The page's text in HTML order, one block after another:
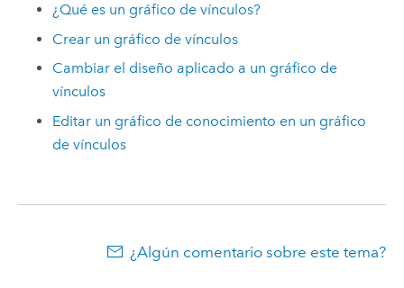
¿Qué es un gráfico de vínculos?
Crear un gráfico de vínculos
Cambiar el diseño aplicado a un gráfico de
vínculos
Editar un gráfico de conocimiento en un gráfico
de vínculos
¿Algún comentario sobre este tema?